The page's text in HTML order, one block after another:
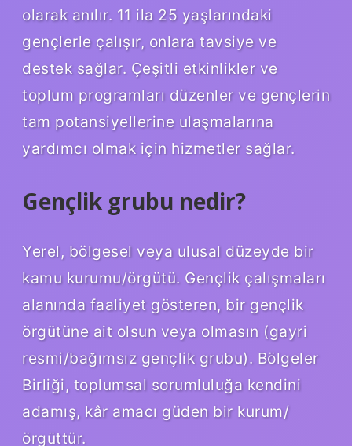
olarak anılır. 11 ila 25 yaşlarındaki
gençlerle çalışır, onlara tavsiye ve
destek sağlar. Çeşitli etkinlikler ve
toplum programları düzenler ve gençlerin
tam potansiyellerine ulaşmalarına
yardımcı olmak için hizmetler sağlar.
Gençlik grubu nedir?
Yerel, bölgesel veya ulusal düzeyde bir
kamu kurumu/örgütü. Gençlik çalışmaları
alanında faaliyet gösteren, bir gençlik
örgütüne ait olsun veya olmasın (gayri
resmi/bağımsız gençlik grubu). Bölgeler
Birliği, toplumsal sorumluluğa kendini
adamış, kâr amacı güden bir kurum/
örgüttür.